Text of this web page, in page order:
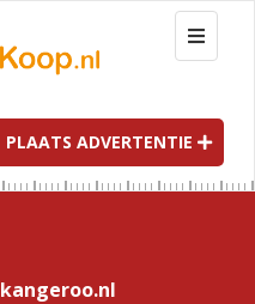
T
o
g
l
e
n
PLAATS ADVERTENTIE
kangeroo.nl